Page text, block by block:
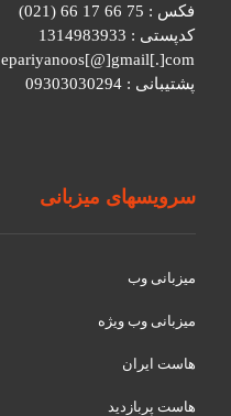
فکس : 75 66 17 66 (021)
کدپستی : 1314983933
epariyanoos[@]gmail[.]com
پشتیبانی : 09303030294
سرویسهای میزبانی
میزبانی وب
میزبانی وب ویژه
هاست ایران
هاست پربازدید